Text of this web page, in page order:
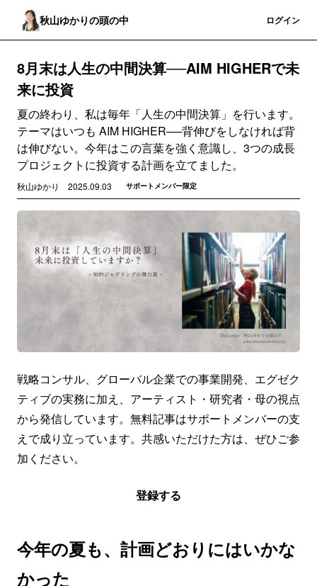
秋山ゆかりの頭の中 ログイン
8月末は人生の中間決算──AIM HIGHERで未
来に投資
夏の終わり、私は毎年「人生の中間決算」を行います。
テーマはいつも AIM HIGHER──背伸びをしなければ背
は伸びない。今年はこの言葉を強く意識し、3つの成長
プロジェクトに投資する計画を立てました。
秋山ゆかり 2025.09.03 サポートメンバー限定
戦略コンサル、グローバル企業での事業開発、エグゼク
ティブの実務に加え、アーティスト・研究者・母の視点
から発信しています。無料記事はサポートメンバーの支
えで成り立っています。共感いただけた方は、ぜひご参
加ください。
登録する
今年の夏も、計画どおりにはいかな
かった